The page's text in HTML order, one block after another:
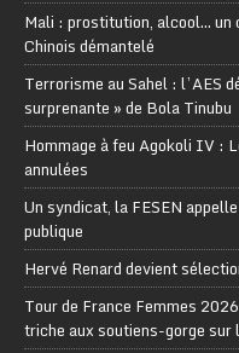
Mali : prostitution, alcool… un
Chinois démantelé
Terrorisme au Sahel : l’AES
surprenante » de Bola Tinubu
Hommage à feu Agokoli IV :
annulées
Un syndicat, la FESEN
publique
Hervé Renard devient
Tour de France Femmes
triche aux soutiens-gorge